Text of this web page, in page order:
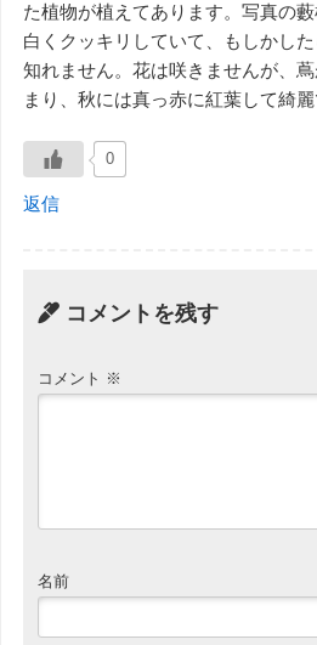
た植物が植えてあります。写真の
白くクッキリしていて、もしかし
知れません。花は咲きませんが、
まり、秋には真っ赤に紅葉して綺麗
0
返信
コメントを残す
コメント ※
名前